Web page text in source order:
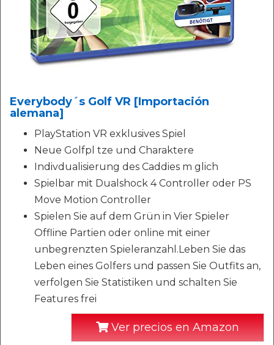
Everybody´s Golf VR [Importación
alemana]
PlayStation VR exklusives Spiel
Neue Golfpl tze und Charaktere
Indivdualisierung des Caddies m glich
Spielbar mit Dualshock 4 Controller oder PS
Move Motion Controller
Spielen Sie auf dem Grün in Vier Spieler
Offline Partien oder online mit einer
unbegrenzten Spieleranzahl.Leben Sie das
Leben eines Golfers und passen Sie Outfits an,
verfolgen Sie Statistiken und schalten Sie
Features frei
Ver precios en Amazon